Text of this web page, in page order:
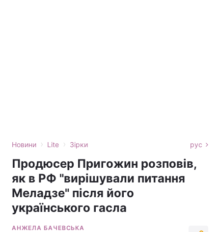
Новини › Lite › Зірки рус
Продюсер Пригожин розповів,
як в РФ "вирішували питання
Меладзе" після його
українського гасла
АНЖЕЛА БАЧЕВСЬКА